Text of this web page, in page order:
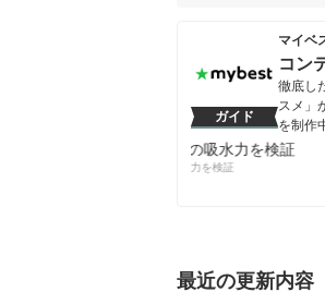
ガイド
マイベ
コン
徹底し
スメ」
を制作
コ
柔軟剤の吸水力を検証
最近の更新内容